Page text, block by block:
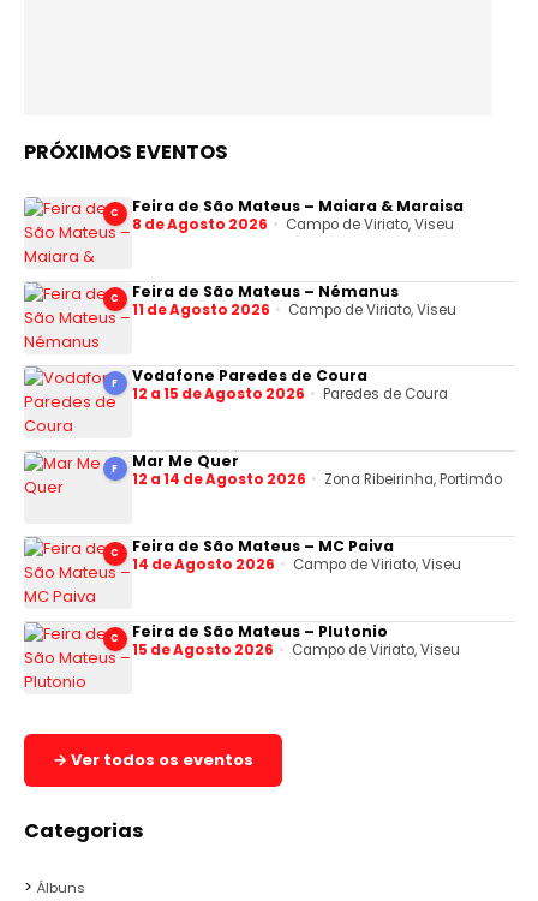
PRÓXIMOS EVENTOS
C Feira de São Mateus – Maiara & Maraisa
8 de Agosto 2026 Campo de Viriato, Viseu
C Feira de São Mateus – Némanus
11 de Agosto 2026 Campo de Viriato, Viseu
F Vodafone Paredes de Coura
12 a 15 de Agosto 2026 Paredes de Coura
F Mar Me Quer
12 a 14 de Agosto 2026 Zona Ribeirinha, Portimão
C Feira de São Mateus – MC Paiva
14 de Agosto 2026 Campo de Viriato, Viseu
C Feira de São Mateus – Plutonio
15 de Agosto 2026 Campo de Viriato, Viseu
→ Ver todos os eventos
Categorias
Álbuns